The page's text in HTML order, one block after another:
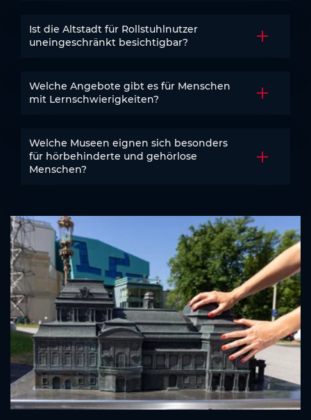
Ist die Altstadt für Rollstuhlnutzer
uneingeschränkt besichtigbar?
Welche Angebote gibt es für Menschen
mit Lernschwierigkeiten?
Welche Museen eignen sich besonders
für hörbehinderte und gehörlose
Menschen?